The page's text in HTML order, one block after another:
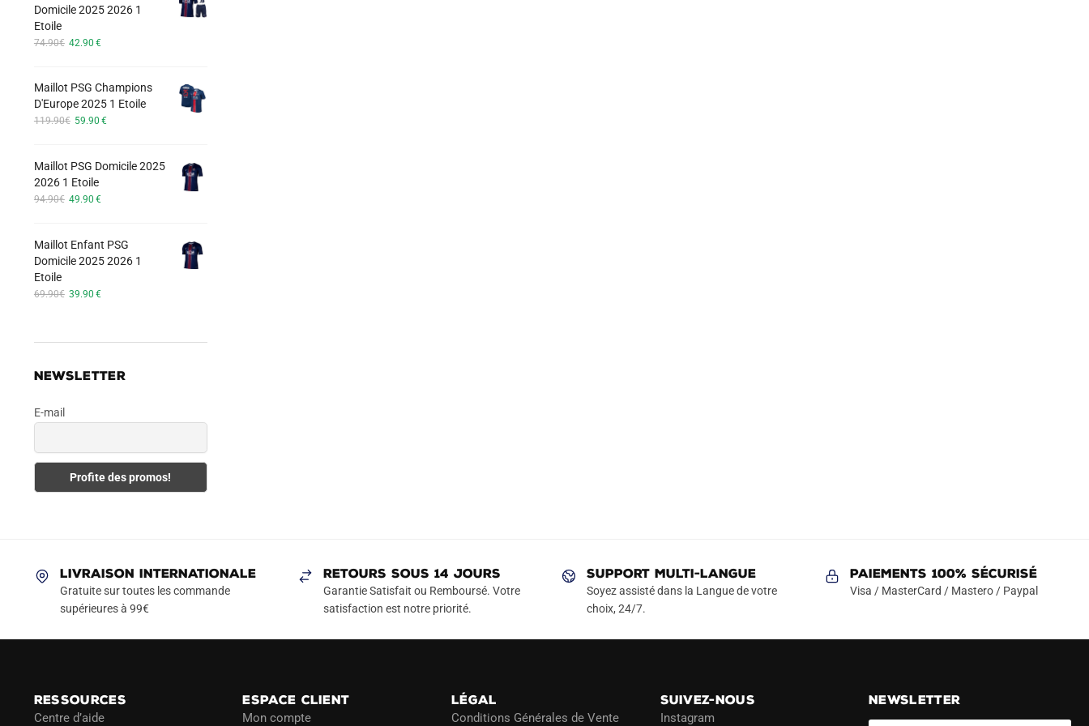
74.90€.42.90€.
Domicile 2025 2026 1
Etoile
74.90€ Le
était :
74.90€.
42.90 €Le
est :
42.90€.
Maillot PSG Champions
D'Europe 2025 1 Etoile
119.90€ Le
était :
119.90€.
59.90 €Le
est :
Maillot PSG Domicile 2025
2026 1 Etoile
94.90€ Le
était :
94.90€.
49.90 €Le
est :
49.90€.
Maillot Enfant PSG
Domicile 2025 2026 1
Etoile
69.90€ Le
était :
39.90 €Le
est :
NEWSLETTER
E-mail
LIVRAISON INTERNATIONALE
Gratuite sur toutes les commande
supérieures à 99€
RETOURS SOUS 14 JOURS
Garantie Satisfait ou Remboursé. Votre
satisfaction est notre priorité.
SUPPORT MULTI-LANGUE
Soyez assisté dans la Langue de votre
choix, 24/7.
Paiements 100% Sécurisé
Visa / MasterCard / Mastero / Paypal
RESSOURCES
Centre d’aide
ESPACE CLIENT
Mon compte
LÉGAL
Conditions Générales de Vente
SUIVEZ-NOUS
Instagram
NEWSLETTER